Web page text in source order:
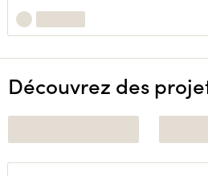
Découvrez des